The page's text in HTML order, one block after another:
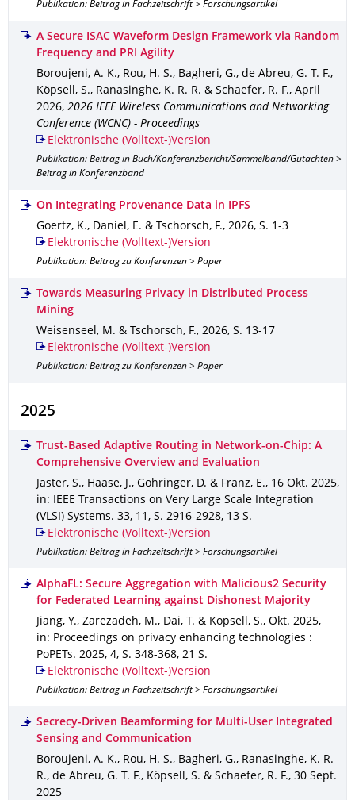
Publikation: Beitrag in Fachzeitschrift > Forschungsartikel
A Secure ISAC Waveform Design Framework via Random
Frequency and PRI Agility
Boroujeni, A. K., Rou, H. S., Bagheri, G., de Abreu, G. T. F.,
Köpsell, S., Ranasinghe, K. R. R. & Schaefer, R. F., April
2026, 2026 IEEE Wireless Communications and Networking
Conference (WCNC) - Proceedings
Elektronische (Volltext-)Version
Publikation: Beitrag in Buch/Konferenzbericht/Sammelband/Gutachten >
Beitrag in Konferenzband
On Integrating Provenance Data in IPFS
Goertz, K., Daniel, E. & Tschorsch, F., 2026, S. 1-3
Elektronische (Volltext-)Version
Publikation: Beitrag zu Konferenzen > Paper
Towards Measuring Privacy in Distributed Process
Mining
Weisenseel, M. & Tschorsch, F., 2026, S. 13-17
Elektronische (Volltext-)Version
Publikation: Beitrag zu Konferenzen > Paper
2025
Trust-Based Adaptive Routing in Network-on-Chip: A
Comprehensive Overview and Evaluation
Jaster, S., Haase, J., Göhringer, D. & Franz, E., 16 Okt. 2025,
in: IEEE Transactions on Very Large Scale Integration
(VLSI) Systems. 33, 11 , S. 2916-2928, 13 S.
Elektronische (Volltext-)Version
Publikation: Beitrag in Fachzeitschrift > Forschungsartikel
AlphaFL: Secure Aggregation with Malicious2 Security
for Federated Learning against Dishonest Majority
Jiang, Y., Zarezadeh, M., Dai, T. & Köpsell, S., Okt. 2025,
in: Proceedings on privacy enhancing technologies :
PoPETs. 2025, 4, S. 348-368, 21 S.
Elektronische (Volltext-)Version
Publikation: Beitrag in Fachzeitschrift > Forschungsartikel
Secrecy-Driven Beamforming for Multi-User Integrated
Sensing and Communication
Boroujeni, A. K., Rou, H. S., Bagheri, G., Ranasinghe, K. R.
R., de Abreu, G. T. F., Köpsell, S. & Schaefer, R. F., 30 Sept.
2025